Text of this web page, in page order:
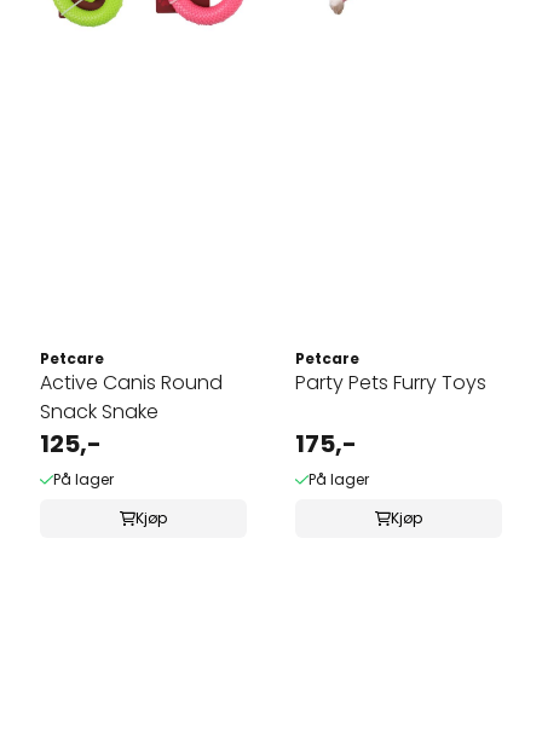
Petcare
Active Canis Round
Snack Snake
125,-
På lager
Kjøp
Petcare
Party Pets Furry Toys
175,-
På lager
Kjøp